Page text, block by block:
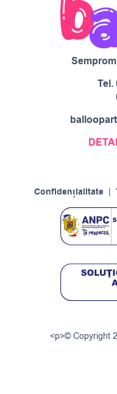
Tel.
Confidențialitate
<p>© Copyright